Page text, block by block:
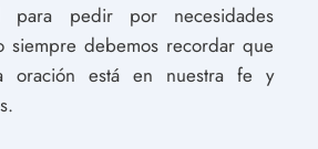
para pedir por necesidades
siempre debemos recordar que
está en nuestra fe y